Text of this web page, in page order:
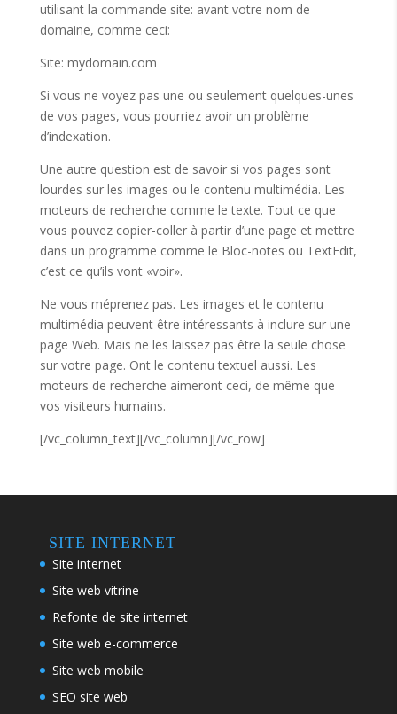
utilisant la commande site: avant votre nom de
domaine, comme ceci:
Site: mydomain.com
Si vous ne voyez pas une ou seulement quelques-unes
de vos pages, vous pourriez avoir un problème
d’indexation.
Une autre question est de savoir si vos pages sont
lourdes sur les images ou le contenu multimédia. Les
moteurs de recherche comme le texte. Tout ce que
vous pouvez copier-coller à partir d’une page et mettre
dans un programme comme le Bloc-notes ou TextEdit,
c’est ce qu’ils vont «voir».
Ne vous méprenez pas. Les images et le contenu
multimédia peuvent être intéressants à inclure sur une
page Web. Mais ne les laissez pas être la seule chose
sur votre page. Ont le contenu textuel aussi. Les
moteurs de recherche aimeront ceci, de même que
vos visiteurs humains.
[/vc_column_text][/vc_column][/vc_row]
SITE INTERNET
Site internet
Site web vitrine
Refonte de site internet
Site web e-commerce
Site web mobile
SEO site web